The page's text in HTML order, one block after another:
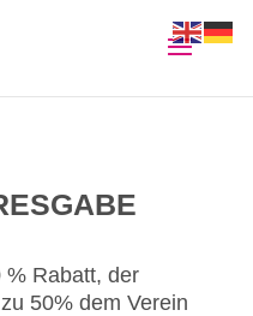
% Rabatt, der
50% dem Verein